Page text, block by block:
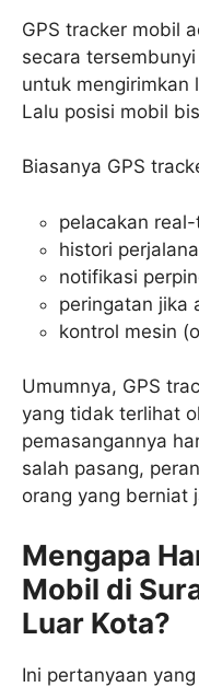
GPS tracker mobil
secara
untuk mengirimkan
Lalu posisi mobil
Biasanya GPS
pelacakan
histori
notifikasi
peringatan jika
kontrol mesin
Umumnya, GPS
yang tidak terlihat
pemasangannya
salah pasang,
orang yang berniat
Mengapa
Mobil di
Luar Kota?
Ini pertanyaan